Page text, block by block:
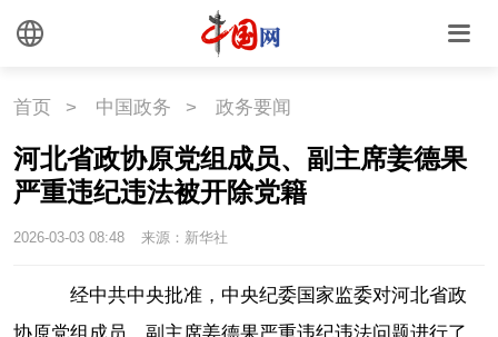
首页 > 中国政务 > 政务要闻
河北省政协原党组成员、副主席姜德果
严重违纪违法被开除党籍
2026-03-03 08:48 来源：新华社
经中共中央批准，中央纪委国家监委对河北省政
协原党组成员、副主席姜德果严重违纪违法问题进行了